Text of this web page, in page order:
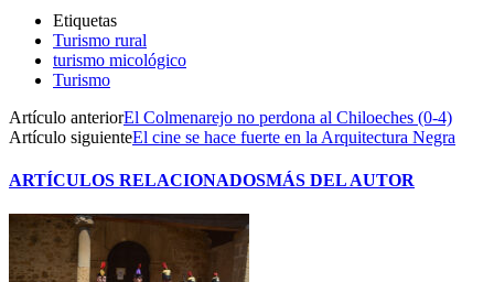
Etiquetas
Turismo rural
turismo micológico
Turismo
Artículo anteriorEl Colmenarejo no perdona al Chiloeches (0-4)
Artículo siguienteEl cine se hace fuerte en la Arquitectura Negra
ARTÍCULOS RELACIONADOSMÁS DEL AUTOR